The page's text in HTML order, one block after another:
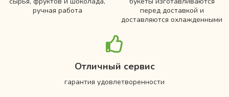
ручная работа
перед доставкой и
доставляются охлажденными
Отличный сервис
гарантия удовлетворенности